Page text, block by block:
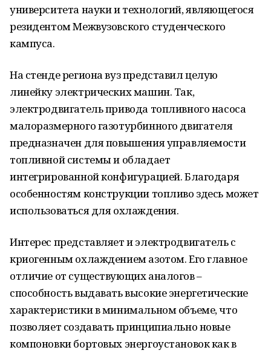
университета науки и технологий, являющегося
резидентом Межвузовского студенческого
кампуса.
На стенде региона вуз представил целую
линейку электрических машин. Так,
электродвигатель привода топливного насоса
малоразмерного газотурбинного двигателя
предназначен для повышения управляемости
топливной системы и обладает
интегрированной конфигурацией. Благодаря
особенностям конструкции топливо здесь может
использоваться для охлаждения.
Интерес представляет и электродвигатель с
криогенным охлаждением азотом. Его главное
отличие от существующих аналогов –
способность выдавать высокие энергетические
характеристики в минимальном объеме, что
позволяет создавать принципиально новые
компоновки бортовых энергоустановок как в